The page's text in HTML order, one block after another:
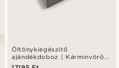
Öltönykiegészítő
ajándékdoboz | Kárminvörös
és királykék masni motívumos